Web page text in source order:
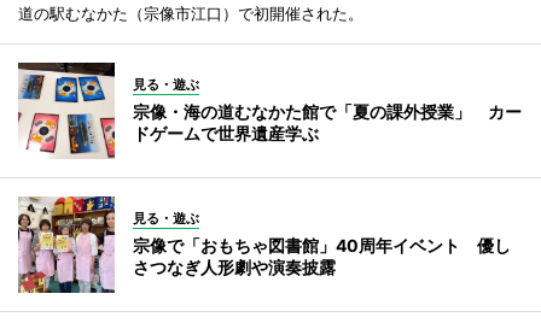
道の駅むなかた（宗像市江口）で初開催された。
見る・遊ぶ
宗像・海の道むなかた館で「夏の課外授業」 カー
ドゲームで世界遺産学ぶ
見る・遊ぶ
宗像で「おもちゃ図書館」40周年イベント 優し
さつなぎ人形劇や演奏披露